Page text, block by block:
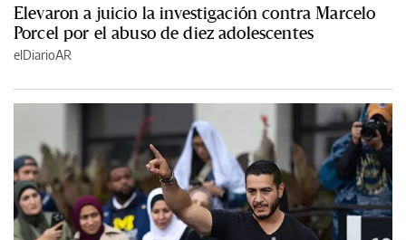
Elevaron a juicio la investigación contra Marcelo
Porcel por el abuso de diez adolescentes
elDiarioAR